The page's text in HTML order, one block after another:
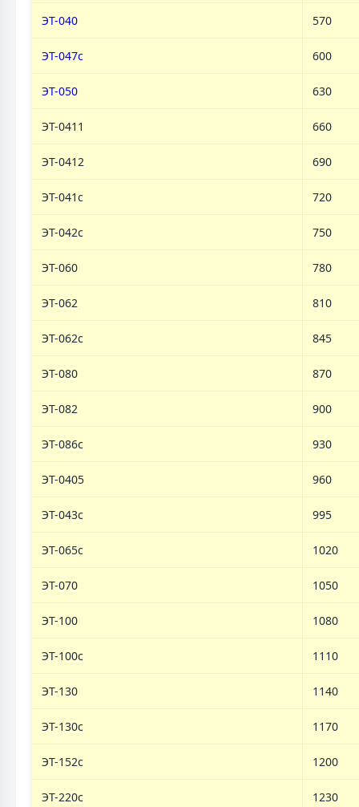
ЭТ-040 570
ЭТ-047с 600
ЭТ-050 630
ЭТ-0411 660
ЭТ-0412 690
ЭТ-041с 720
ЭТ-042с 750
ЭТ-060 780
ЭТ-062 810
ЭТ-062c 845
ЭТ-080 870
ЭТ-082 900
ЭТ-086c 930
ЭТ-0405 960
ЭТ-043с 995
ЭТ-065c 1020
ЭТ-070 1050
ЭТ-100 1080
ЭТ-100с 1110
ЭТ-130 1140
ЭТ-130с 1170
ЭТ-152с 1200
ЭТ-220с 1230